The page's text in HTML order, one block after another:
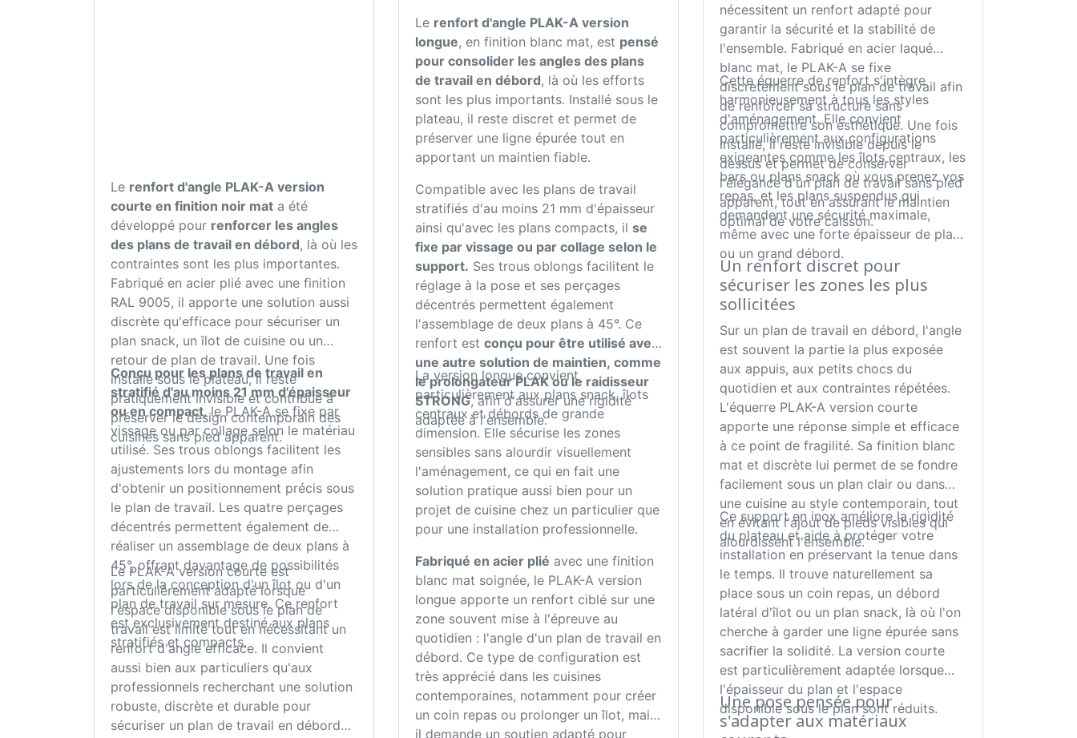
Le renfort d'angle PLAK-A version
courte en finition noir mat a été
développé pour renforcer les angles
des plans de travail en débord, là où les
contraintes sont les plus importantes.
Fabriqué en acier plié avec une finition
RAL 9005, il apporte une solution aussi
discrète qu'efficace pour sécuriser un
plan snack, un îlot de cuisine ou un
retour de plan de travail. Une fois
installé sous le plateau, il reste
pratiquement invisible et contribue à
préserver le design contemporain des
cuisines sans pied apparent.
Conçu pour les plans de travail en
stratifié d'au moins 21 mm d'épaisseur
ou en compact, le PLAK-A se fixe par
vissage ou par collage selon le matériau
utilisé. Ses trous oblongs facilitent les
ajustements lors du montage afin
d'obtenir un positionnement précis sous
le plan de travail. Les quatre perçages
décentrés permettent également de
réaliser un assemblage de deux plans à
45°, offrant davantage de possibilités
lors de la conception d'un îlot ou d'un
plan de travail sur mesure. Ce renfort
est exclusivement destiné aux plans
stratifiés et compacts.
Le PLAK-A version courte est
particulièrement adapté lorsque
l'espace disponible sous le plan de
travail est limité tout en nécessitant un
renfort d'angle efficace. Il convient
aussi bien aux particuliers qu'aux
professionnels recherchant une solution
robuste, discrète et durable pour
sécuriser un plan de travail en débord
Le renfort d'angle PLAK-A version
longue, en finition blanc mat, est pensé
pour consolider les angles des plans
de travail en débord, là où les efforts
sont les plus importants. Installé sous le
plateau, il reste discret et permet de
préserver une ligne épurée tout en
apportant un maintien fiable.
Compatible avec les plans de travail
stratifiés d'au moins 21 mm d'épaisseur
ainsi qu'avec les plans compacts, il se
fixe par vissage ou par collage selon le
support. Ses trous oblongs facilitent le
réglage à la pose et ses perçages
décentrés permettent également
l'assemblage de deux plans à 45°. Ce
renfort est conçu pour être utilisé avec
une autre solution de maintien, comme
le prolongateur PLAK ou le raidisseur
STRONG, afin d'assurer une rigidité
adaptée à l'ensemble.
La version longue convient
particulièrement aux plans snack, îlots
centraux et débords de grande
dimension. Elle sécurise les zones
sensibles sans alourdir visuellement
l'aménagement, ce qui en fait une
solution pratique aussi bien pour un
projet de cuisine chez un particulier que
pour une installation professionnelle.
Fabriqué en acier plié avec une finition
blanc mat soignée, le PLAK-A version
longue apporte un renfort ciblé sur une
zone souvent mise à l'épreuve au
quotidien : l'angle d'un plan de travail en
débord. Ce type de configuration est
très apprécié dans les cuisines
contemporaines, notamment pour créer
un coin repas ou prolonger un îlot, mais
il demande un soutien adapté pour
nécessitent un renfort adapté pour
garantir la sécurité et la stabilité de
l'ensemble. Fabriqué en acier laqué
blanc mat, le PLAK-A se fixe
discrètement sous le plan de travail afin
de renforcer sa structure sans
compromettre son esthétique. Une fois
installé, il reste invisible depuis le
dessus et permet de conserver
l'élégance d'un plan de travail sans pied
apparent, tout en assurant le maintien
optimal de votre caisson.
Cette équerre de renfort s'intègre
harmonieusement à tous les styles
d'aménagement. Elle convient
particulièrement aux configurations
exigeantes comme les îlots centraux, les
bars ou plans snack où vous prenez vos
repas, et les plans suspendus qui
demandent une sécurité maximale,
même avec une forte épaisseur de plan
ou un grand débord.
Un renfort discret pour
sécuriser les zones les plus
sollicitées
Sur un plan de travail en débord, l'angle
est souvent la partie la plus exposée
aux appuis, aux petits chocs du
quotidien et aux contraintes répétées.
L'équerre PLAK-A version courte
apporte une réponse simple et efficace
à ce point de fragilité. Sa finition blanc
mat et discrète lui permet de se fondre
facilement sous un plan clair ou dans
une cuisine au style contemporain, tout
en évitant l'ajout de pieds visibles qui
alourdissent l'ensemble.
Ce support en inox améliore la rigidité
du plateau et aide à protéger votre
installation en préservant la tenue dans
le temps. Il trouve naturellement sa
place sous un coin repas, un débord
latéral d'îlot ou un plan snack, là où l'on
cherche à garder une ligne épurée sans
sacrifier la solidité. La version courte
est particulièrement adaptée lorsque
l'épaisseur du plan et l'espace
disponible sous le plan sont réduits.
Une pose pensée pour
s'adapter aux matériaux